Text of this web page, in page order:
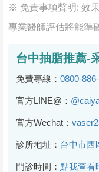
※ 免責事項聲明: 效
專業醫師評估將能準
台中抽脂推薦-
免費專線： 0800-
官方LINE@：
官方Wechat：
診所地址： 台中市西
門診時間： 點我查看